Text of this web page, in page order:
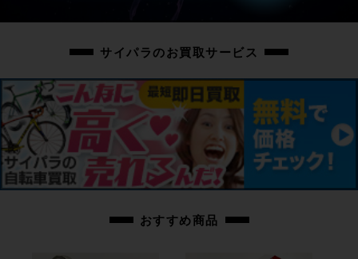
画像に無いキズや汚れもございます。※出品後に店頭にて展示しておりますの
で展示キズがございます。※ペダルなどの付属品に関しては写真に写っている
ものですべてとなりますのでご了承ください。
商品コード
cpt-2506276803-bi-037600315
サイパラのお買取サービス
おすすめ商品